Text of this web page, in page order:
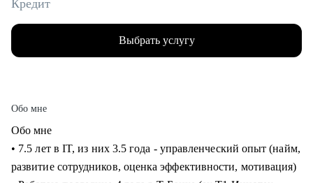
Кредит
Выбрать услугу
Обо мне
Обо мне
• 7.5 лет в IT, из них 3.5 года - управленческий опыт (найм,
развитие сотрудников, оценка эффективности, мотивация)